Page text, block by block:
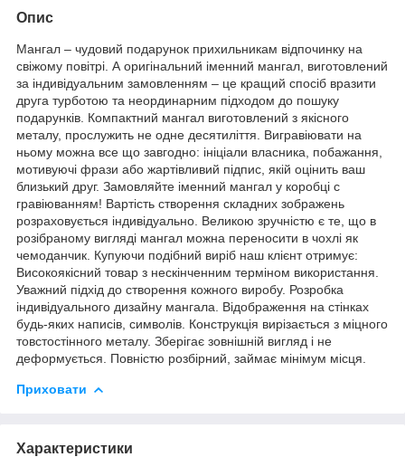
Опис
Мангал – чудовий подарунок прихильникам відпочинку на
свіжому повітрі. А оригінальний іменний мангал, виготовлений
за індивідуальним замовленням – це кращий спосіб вразити
друга турботою та неординарним підходом до пошуку
подарунків. Компактний мангал виготовлений з якісного
металу, прослужить не одне десятиліття. Вигравіювати на
ньому можна все що завгодно: ініціали власника, побажання,
мотивуючі фрази або жартівливий підпис, якій оцінить ваш
близький друг. Замовляйте іменний мангал у коробці с
гравіюванням! Вартість створення складних зображень
розраховується індивідуально. Великою зручністю є те, що в
розібраному вигляді мангал можна переносити в чохлі як
чемоданчик. Купуючи подібний виріб наш клієнт отримує:
Високоякісний товар з нескінченним терміном використання.
Уважний підхід до створення кожного виробу. Розробка
індивідуального дизайну мангала. Відображення на стінках
будь-яких написів, символів. Конструкція вирізається з міцного
товстостінного металу. Зберігає зовнішній вигляд і не
деформується. Повністю розбірний, займає мінімум місця.
Приховати
Характеристики